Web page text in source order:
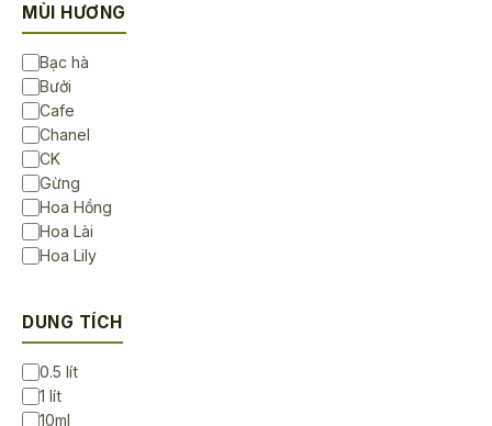
MÙI HƯƠNG
Bạc hà
Bưởi
Cafe
Chanel
CK
Gừng
Hoa Hồng
Hoa Lài
Hoa Lily
Không Mùi
Ngọc lan tây
Sả chanh
DUNG TÍCH
0.5 lít
1 lít
10ml